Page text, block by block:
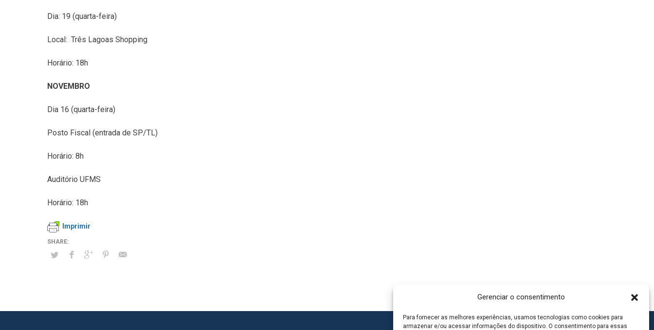
Gerenciar o consentimento
Para fornecer as melhores experiências, usamos tecnologias como cookies para
armazenar e/ou acessar informações do dispositivo. O consentimento para essas
Dia: 19 (quarta-feira)
Local: Três Lagoas Shopping
Horário: 18h
NOVEMBRO
Dia 16 (quarta-feira)
Posto Fiscal (entrada de SP/TL)
Horário: 8h
Auditório UFMS
Horário: 18h
Imprimir